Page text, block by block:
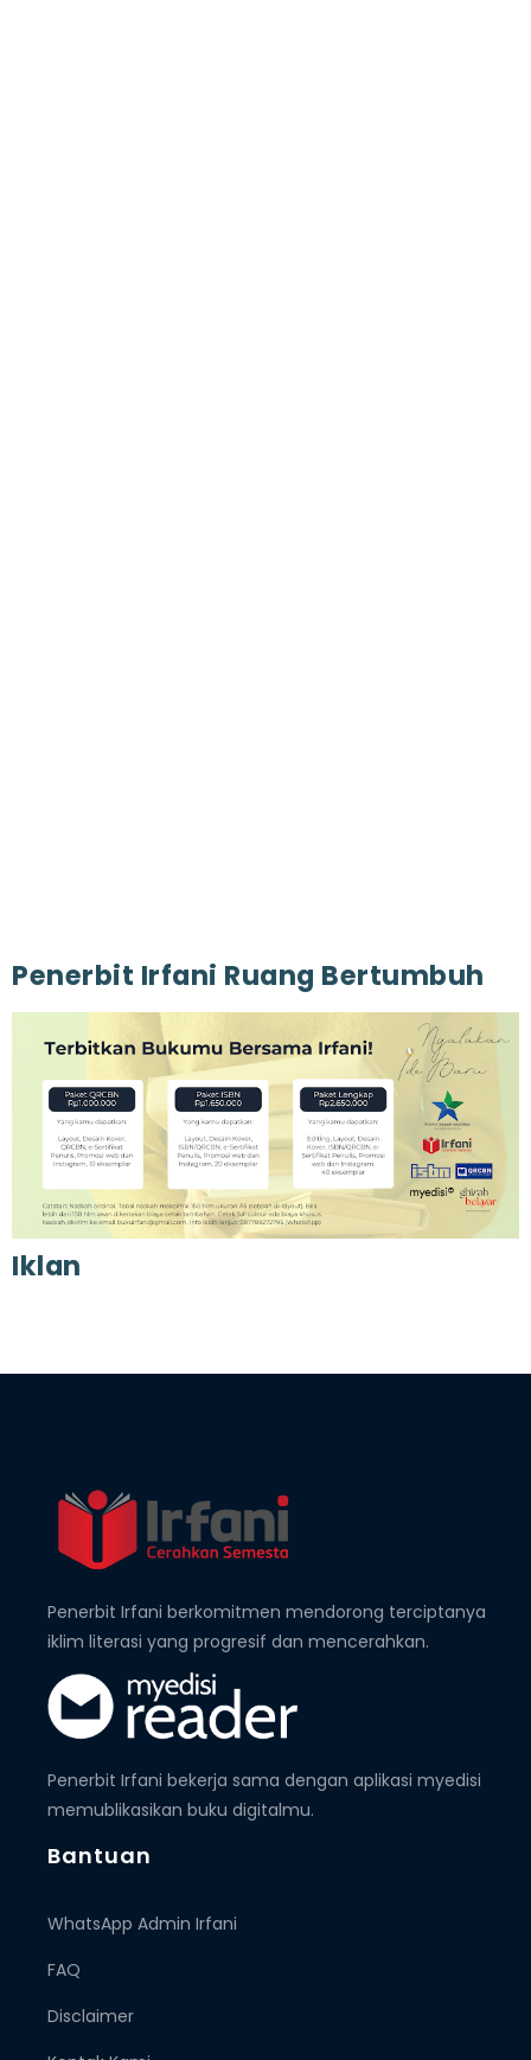
Penerbit Irfani Ruang Bertumbuh
Iklan
Penerbit Irfani berkomitmen mendorong terciptanya
iklim literasi yang progresif dan mencerahkan.
Penerbit Irfani bekerja sama dengan aplikasi myedisi
memublikasikan buku digitalmu.
Bantuan
WhatsApp Admin Irfani
FAQ
Disclaimer